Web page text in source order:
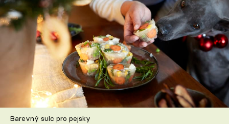
Témata
Recepty
Články
TV Program
Škola vaření
Barevný sulc pro pejsky